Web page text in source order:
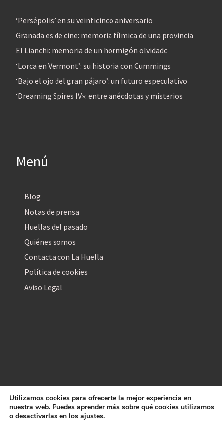
‘Persépolis’ en su veinticinco aniversario
Granada es de cine: memoria fílmica de una provincia
El Lianchi: memoria de un hormigón olvidado
‘Lorca en Vermont’: su historia con Cummings
‘Bajo el ojo del gran pájaro’: un futuro especulativo
‘Dreaming Spires IV»: entre anécdotas y misterios
Menú
Blog
Notas de prensa
Huellas del pasado
Quiénes somos
Contacta con La Huella
Política de cookies
Aviso Legal
© 2026La Huella Digital– Todos los derechos reservados
Utilizamos cookies para ofrecerte la mejor experiencia en
nuestra web. Puedes aprender más sobre qué cookies utilizamos
o desactivarlas en los ajustes.